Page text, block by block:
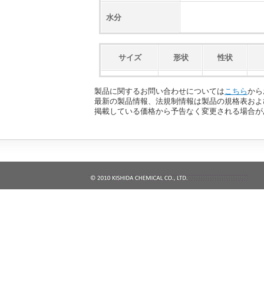
水分
サイズ 形状 性状
製品に関するお問い合わせについては こちらか
最新の製品情報、法規制情報は製品の規格表お
掲載している価格から予告なく変更される場合